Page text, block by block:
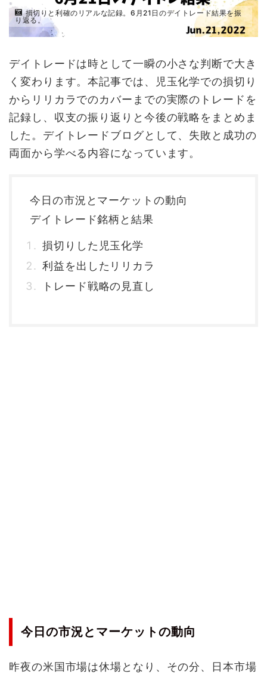
損切りと利確のリアルな記録。6月21日のデイトレード結果を振
り返る。
デイトレードは時として一瞬の小さな判断で大き
く変わります。本記事では、児玉化学での損切り
からリリカラでのカバーまでの実際のトレードを
記録し、収支の振り返りと今後の戦略をまとめま
した。デイトレードブログとして、失敗と成功の
両面から学べる内容になっています。
今日の市況とマーケットの動向
デイトレード銘柄と結果
損切りした児玉化学
利益を出したリリカラ
トレード戦略の見直し
今日の市況とマーケットの動向
昨夜の米国市場は休場となり、その分、日本市場